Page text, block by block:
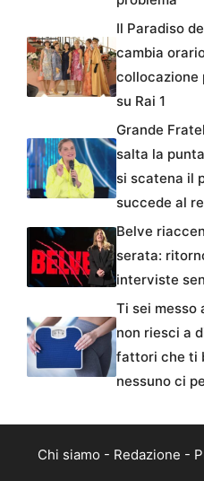
Il Paradiso
cambia
collocazione
su Rai 1
Grande
salta la
si scatena il
succede al
Belve
serata:
interviste
Ti sei messo
non riesci a
fattori che ti
nessuno ci
Chi siamo - Redazione -